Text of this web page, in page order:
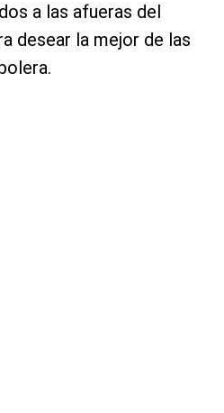
a las afueras del
desear la mejor de las